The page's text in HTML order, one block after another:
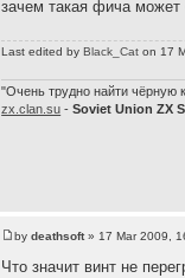
зачем такая фича
Last edited byBlack_Cat on 17
"Очень трудно найти чёрную
zx.clan.su -Soviet Union ZX
bydeathsoft» 17 Mar 2009,
Что значит винт не